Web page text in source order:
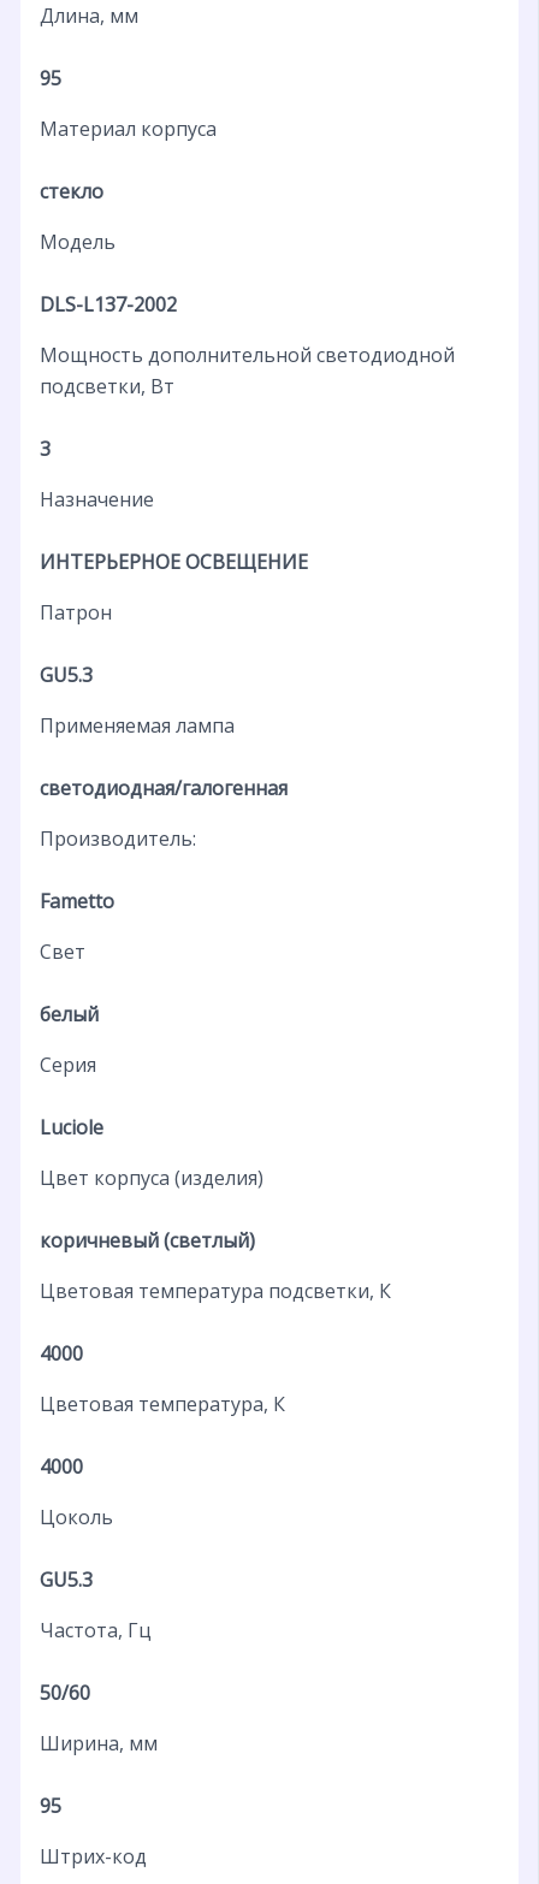
Длина, мм
95
Материал корпуса
стекло
Модель
DLS-L137-2002
Мощность дополнительной светодиодной
подсветки, Вт
3
Назначение
ИНТЕРЬЕРНОЕ ОСВЕЩЕНИЕ
Патрон
GU5.3
Применяемая лампа
светодиодная/галогенная
Производитель:
Fametto
Свет
белый
Серия
Luciole
Цвет корпуса (изделия)
коричневый (светлый)
Цветовая температура подсветки, К
4000
Цветовая температура, К
4000
Цоколь
GU5.3
Частота, Гц
50/60
Ширина, мм
95
Штрих-код